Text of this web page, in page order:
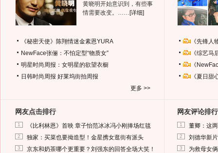
黄晓明开始意识到，有些事
情需要改变。…… [详细]
《秘密天使》陈翔情迷金素恩YURA
NewFace张俪：不怕定型“物质女”
明星时尚周报：女明星的欲望衣橱
日韩时尚周报 好莱坞街拍周报
更多 >>
《先锋
《综艺
《
《夏日
网友点击排行
1 《比利林恩》首映 章子怡范冰冰冯小刚捧场红毯
2 独家：买菜也要拗造型！金星携女逛街有派头
3 京东和奶茶哪个更重要？刘强东的回答全场大笑！
网友评论排行
1 董卿：这
2 刘德华新
3 为救母女